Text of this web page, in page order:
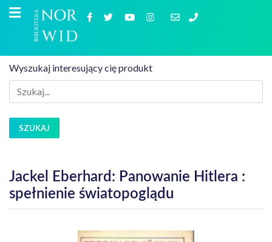
Wyszukaj interesujący cię produkt
SZUKAJ
Jackel Eberhard: Panowanie Hitlera :
spełnienie światopoglądu